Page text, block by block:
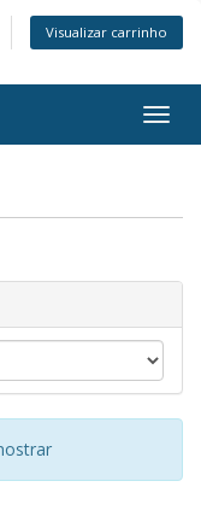
Visualizar carrinho